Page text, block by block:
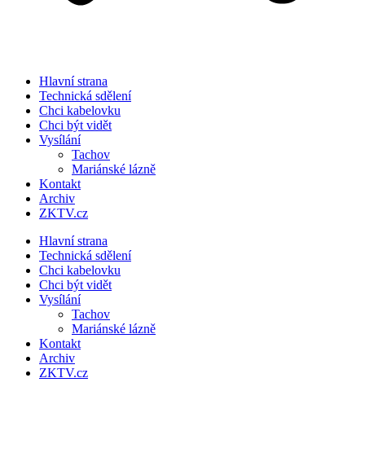
Hlavní strana
Technická sdělení
Chci kabelovku
Chci být vidět
Vysílání
Tachov
Mariánské lázně
Kontakt
Archiv
ZKTV.cz
Hlavní strana
Technická sdělení
Chci kabelovku
Chci být vidět
Vysílání
Tachov
Mariánské lázně
Kontakt
Archiv
ZKTV.cz